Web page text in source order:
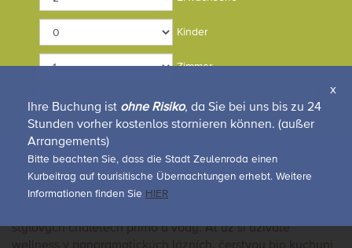
CHALETS
Vítejte v Bio-Seehotelu Zeulenroda a v Bio-Seehotel
Chaletech – vašem místě odpočinku u „moře“ Zeulenroda v
Zažijte dovolenou s výhledem – v našem několikrát
stylových chaletech přímo u vody. Ať už si užíváte
x
Ihre Buchung ist ohne Risiko, da Sie bei uns bis zu 24
Stunden vorher kostenlos stornieren können. (außer
Arrangements)
Bitte beachten Sie, dass die Stadt Zeulenroda einen
Kurbeitrag auf tourisitische Übernachtungen erhebt. Weitere
Informationen finden Sie HIER
Kinder
Zimmer
Online buchen